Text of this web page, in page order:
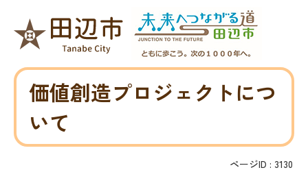
価値創造プロジェクトにつ
いて
ページID : 3130